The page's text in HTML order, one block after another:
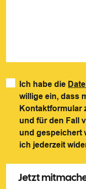
Ich habe die
willige ein, dass
Kontaktformular
und für den Fall
und gespeichert
ich jederzeit